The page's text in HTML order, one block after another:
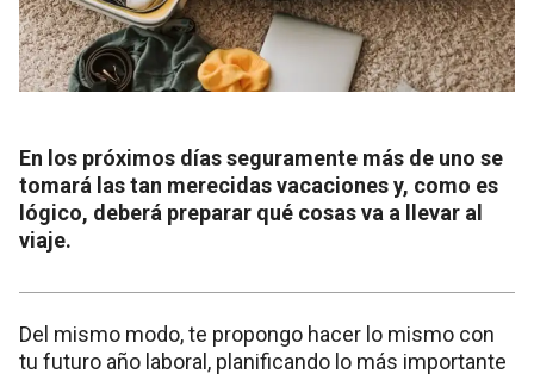
En los próximos días seguramente más de uno se
tomará las tan merecidas vacaciones y, como es
lógico, deberá preparar qué cosas va a llevar al
viaje.
Del mismo modo, te propongo hacer lo mismo con
tu futuro año laboral, planificando lo más importante